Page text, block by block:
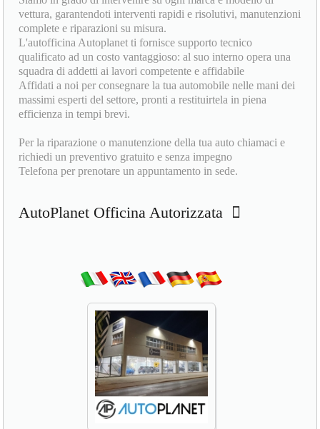
vettura, garantendoti interventi rapidi e risolutivi, manutenzioni
complete e riparazioni su misura.
L'autofficina Autoplanet ti fornisce supporto tecnico
qualificato ad un costo vantaggioso: al suo interno opera una
squadra di addetti ai lavori competente e affidabile
Affidati a noi per consegnare la tua automobile nelle mani dei
massimi esperti del settore, pronti a restituirtela in piena
efficienza in tempi brevi.
Per la riparazione o manutenzione della tua auto chiamaci e
richiedi un preventivo gratuito e senza impegno
Telefona per prenotare un appuntamento in sede.
AutoPlanet Officina Autorizzata